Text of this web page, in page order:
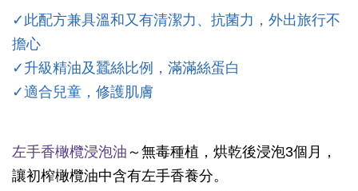
✓此配方兼具溫和又有清潔力、抗菌力，外出旅行不
擔心
✓升級精油及蠶絲比例，滿滿絲蛋白
✓適合兒童，修護肌膚
左手香橄欖浸泡油 ～無毒種植，烘乾後浸泡3個月，
讓初榨橄欖油中含有左手香養分。